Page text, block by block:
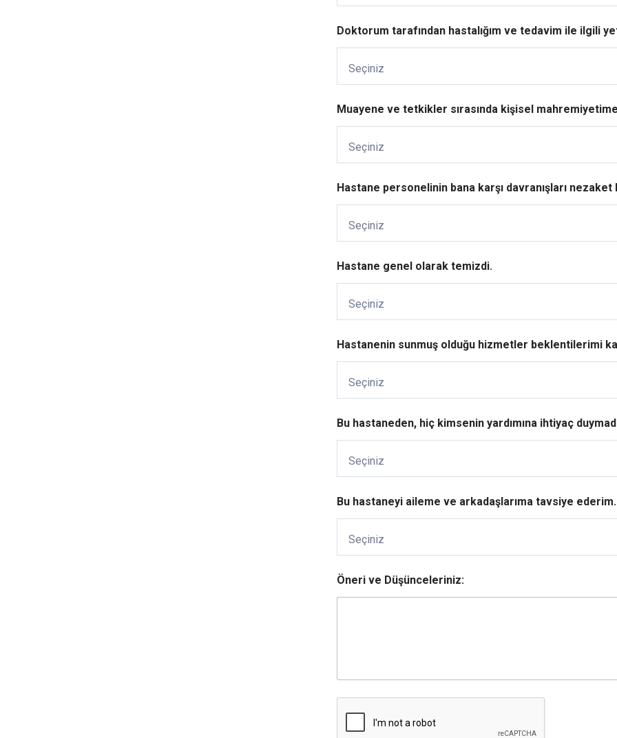
Doktorum tarafından hastalığım ve tedavim ile ilgili
Seçiniz
Muayene ve tetkikler sırasında kişisel
Seçiniz
Hastane personelinin bana karşı davranışları nezaket
Seçiniz
Hastane genel olarak temizdi.
Seçiniz
Hastanenin sunmuş olduğu hizmetler beklentilerimi
Seçiniz
Bu hastaneden, hiç kimsenin yardımına ihtiyaç
Seçiniz
Bu hastaneyi aileme ve arkadaşlarıma tavsiye ederim.
Seçiniz
Öneri ve Düşünceleriniz: